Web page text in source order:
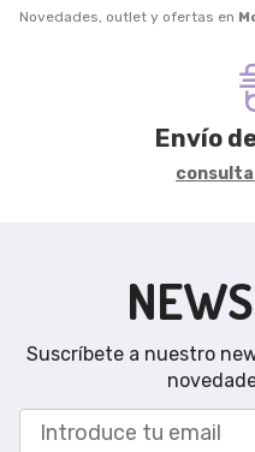
Novedades, outlet y ofertas en
Envío
Suscríbete a nuestro